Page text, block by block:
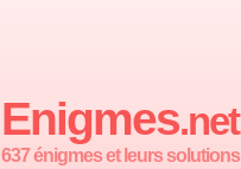
Enigmes.net
637 énigmes et leurs solutions